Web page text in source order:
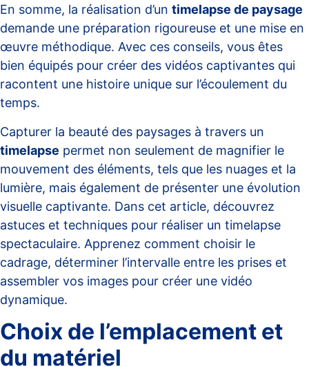
En somme, la réalisation d’un timelapse de paysage
demande une préparation rigoureuse et une mise en
œuvre méthodique. Avec ces conseils, vous êtes
bien équipés pour créer des vidéos captivantes qui
racontent une histoire unique sur l’écoulement du
temps.
Capturer la beauté des paysages à travers un
timelapse permet non seulement de magnifier le
mouvement des éléments, tels que les nuages et la
lumière, mais également de présenter une évolution
visuelle captivante. Dans cet article, découvrez
astuces et techniques pour réaliser un timelapse
spectaculaire. Apprenez comment choisir le
cadrage, déterminer l’intervalle entre les prises et
assembler vos images pour créer une vidéo
dynamique.
Choix de l’emplacement et
du matériel